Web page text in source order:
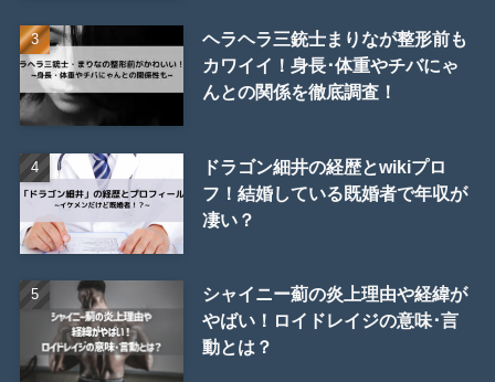
ヘラヘラ三銃士まりなが整形前も
カワイイ！身長･体重やチバにゃ
んとの関係を徹底調査！
ドラゴン細井の経歴とwikiプロ
フ！結婚している既婚者で年収が
凄い？
シャイニー薊の炎上理由や経緯が
やばい！ロイドレイジの意味･言
動とは？